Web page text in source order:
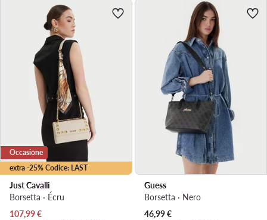
extra -25% Codice: LAST
Occasione
Just Cavalli
Borsetta · Écru
Prezzo attuale
107,99€
Guess
Borsetta · Nero
Prezzo attuale
46,99€